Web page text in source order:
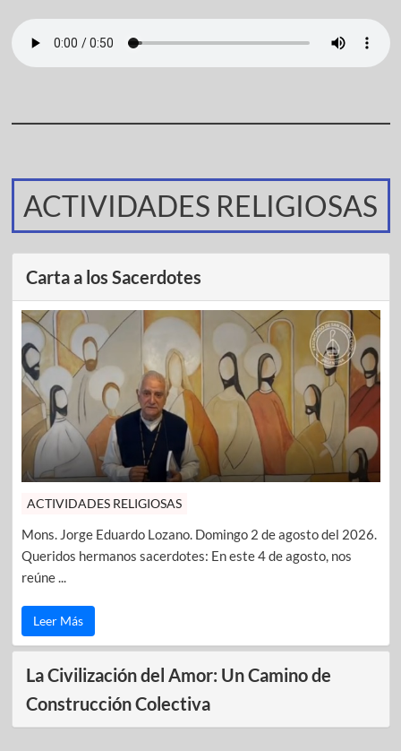
ACTIVIDADES RELIGIOSAS
Carta a los Sacerdotes
ACTIVIDADES RELIGIOSAS
Mons. Jorge Eduardo Lozano. Domingo 2 de agosto del 2026.
Queridos hermanos sacerdotes: En este 4 de agosto, nos
reúne ...
Leer Más
La Civilización del Amor: Un Camino de
Construcción Colectiva